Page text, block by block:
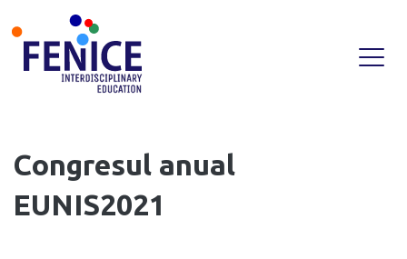
Skip
content
Congresul anual
EUNIS2021